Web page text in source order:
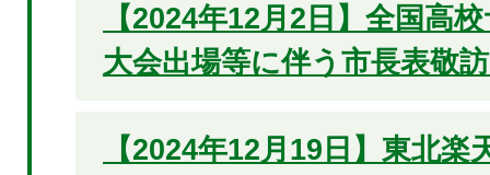
【2024年12月2日】全国高
大会出場等に伴う市長表敬
【2024年12月19日】東北